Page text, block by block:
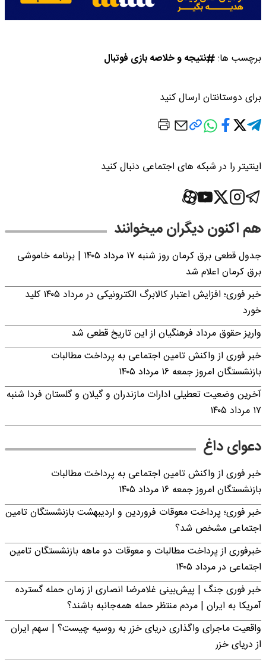
برچسب ها: نتیجه و خلاصه بازی فوتبال
برای دوستانتان ارسال کنید
اینتیتر را در شبکه های اجتماعی دنبال کنید
هم اکنون دیگران میخوانند
جدول قطعی برق کرمان روز شنبه ۱۷ مرداد ۱۴۰۵ | برنامه خاموشی
برق کرمان اعلام شد
خبر فوری؛ افزایش اعتبار کالابرگ الکترونیکی در مرداد ۱۴۰۵ کلید
خورد
واریز حقوق مرداد فرهنگیان از این تاریخ قطعی شد
خبر فوری از واکنش تامین اجتماعی به پرداخت مطالبات
بازنشستگان امروز جمعه ۱۶ مرداد ۱۴۰۵
آخرین وضعیت تعطیلی ادارات مازندران و گیلان و گلستان فردا شنبه
۱۷ مرداد ۱۴۰۵
دعوای داغ
خبر فوری از واکنش تامین اجتماعی به پرداخت مطالبات
بازنشستگان امروز جمعه ۱۶ مرداد ۱۴۰۵
خبر فوری؛ پرداخت معوقات فروردین و اردیبهشت بازنشستگان تامین
اجتماعی مشخص شد؟
خبرفوری از پرداخت مطالبات و معوقات دو ماهه بازنشستگان تامین
اجتماعی در مرداد ۱۴۰۵
خبر فوری جنگ | پیش‌بینی غلامرضا انصاری از زمان حمله گسترده
آمریکا به ایران | مردم منتظر حمله همه‌جانبه باشند؟
واقعیت ماجرای واگذاری دریای خزر به روسیه چیست؟ | سهم ایران
از دریای خزر